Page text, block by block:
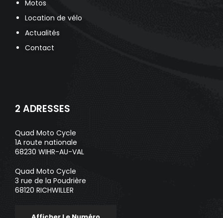
Motos
Location de vélo
Actualités
Contact
2 ADRESSES
Quad Moto Cycle
1A route nationale
68230 WIHR-AU-VAL
Quad Moto Cycle
3 rue de la Poudrière
68120 RICHWILLER